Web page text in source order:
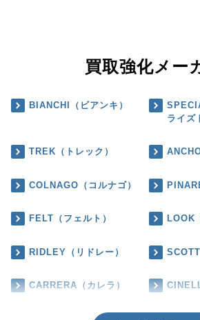
買取強化メー
BIANCHI（ビアンキ）
ライズ
TREK（トレック）
COLNAGO（コルナゴ）
FELT（フェルト） LOOK
RIDLEY（リドレー）
CARRERA（カレラ）